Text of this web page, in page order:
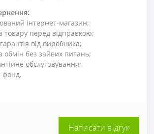
інтернет-магазин;
товару перед відправкою;
від виробника;
обмін без зайвих питань;
обслуговування;
фонд.
Написати відгук